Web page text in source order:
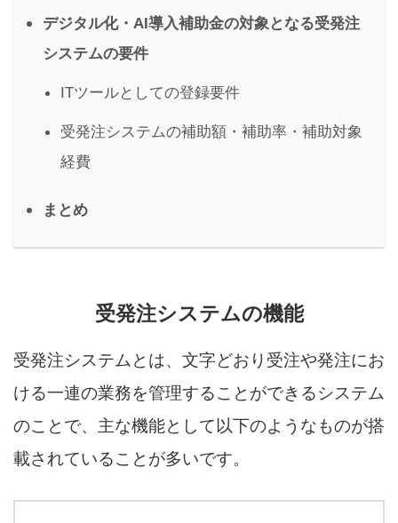
デジタル化・AI導入補助金の対象となる受発注
システムの要件
ITツールとしての登録要件
受発注システムの補助額・補助率・補助対象
経費
まとめ
受発注システムの機能
受発注システムとは、文字どおり受注や発注にお
ける一連の業務を管理することができるシステム
のことで、主な機能として以下のようなものが搭
載されていることが多いです。